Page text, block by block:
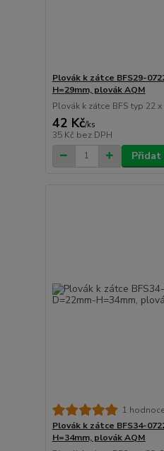
Plovák k zátce BFS29-
H=29mm, plovák AQM
Plovák k zátce BFS typ
42 Kč/ks
35 Kč bez DPH
Přidat
1
Plovák k zátce BFS34-
H=34mm, plovák AQM